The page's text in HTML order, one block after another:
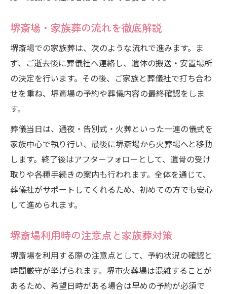
堺斎場・家族葬の流れを徹底解説
堺斎場での家族葬は、次のような流れで進みます。ま
ず、ご逝去後に葬儀社へ連絡し、遺体の搬送・安置場所
の決定を行います。その後、ご家族と葬儀社で打ち合わ
せを重ね、堺斎場の予約や葬儀内容の最終確認をしま
す。
葬儀当日は、通夜・告別式・火葬といった一連の儀式を
家族中心で執り行い、最後に堺斎場から火葬場へと移動
します。終了後はアフターフォローとして、遺骨の受け
取りや各種手続きの案内も行われます。全体を通じて、
葬儀社がサポートしてくれるため、初めての方でも安心
して進められます。
堺斎場利用時の注意点と家族葬対策
堺斎場を利用する際の注意点として、予約状況の確認と
時間厳守が挙げられます。堺市火葬場は混雑することが
あるため、希望日時がある場合は早めの予約が必須で